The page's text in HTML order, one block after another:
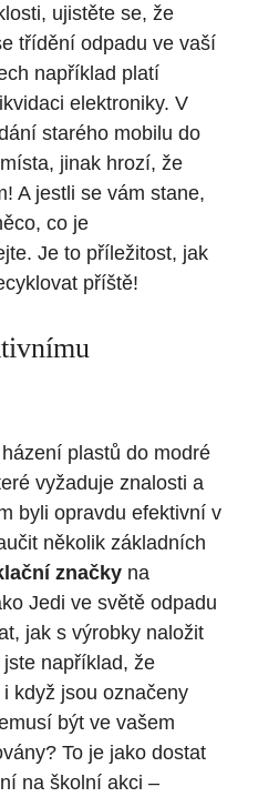
ujistěte se, že
třídění odpadu ve vaší
například platí
elektroniky. V
starého mobilu do
jinak hrozí, že
A jestli se vám stane,
co je
Je to příležitost, jak
příště!
plastů do modré
vyžaduje znalosti a
byli opravdu efektivní v
několik základních
značky na
Jedi ve světě odpadu
jak s výrobky naložit
například, že
když jsou označeny
být ve vašem
To je jako dostat
na školní akci –